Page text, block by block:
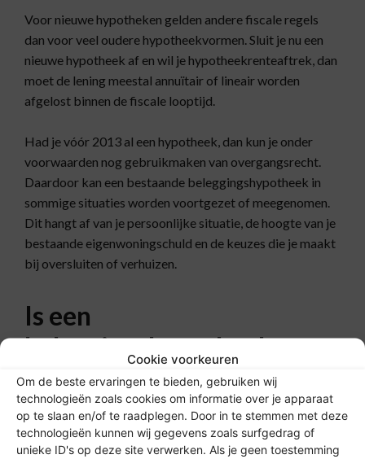
Cookie voorkeuren
Om de beste ervaringen te bieden, gebruiken wij
technologieën zoals cookies om informatie over je apparaat
op te slaan en/of te raadplegen. Door in te stemmen met deze
technologieën kunnen wij gegevens zoals surfgedrag of
unieke ID's op deze site verwerken. Als je geen toestemming
Voor nieuwe hypotheken gelden andere fiscale regels
dan voor veel oudere hypotheekvormen. Sluit je nu een
nieuwe hypotheek af en wil je hypotheekrenteaftrek, dan
moet de lening meestal annuïtair of lineair worden
afgelost binnen de fiscale looptijd.
Had je vóór 2013 al een hypotheek, dan kun je onder
voorwaarden nog gebruikmaken van overgangsrecht.
Daardoor kan een bestaande beleggingshypotheek in
sommige situaties worden voortgezet of meegenomen.
Dit hangt af van je persoonlijke situatie, de hoogte van je
bestaande eigenwoningschuld en de keuzes die je maakt
bij oversluiten of verhuizen.
Is een
beleggingshypotheek
geschikt voor jou?
Een beleggingshypotheek past vooral bij mensen die
bewust willen beleggen en financiële tegenvallers kunnen